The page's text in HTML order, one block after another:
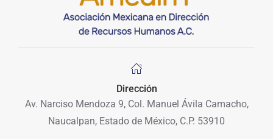
Dirección
Av. Narciso Mendoza 9, Col. Manuel Ávila Camacho,
Naucalpan, Estado de México, C.P. 53910